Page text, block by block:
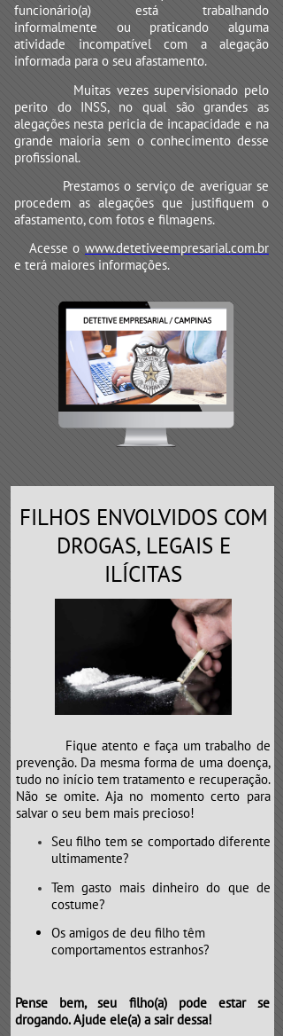
funcionário(a) está trabalhando
informalmente ou praticando alguma
atividade incompatível com a alegação
informada para o seu afastamento.
Muitas vezes supervisionado pelo
perito do INSS, no qual são grandes as
alegações nesta pericia de incapacidade e na
grande maioria sem o conhecimento desse
profissional.
Prestamos o serviço de averiguar se
procedem as alegações que justifiquem o
afastamento, com fotos e filmagens.
Acesse owww.detetiveempresarial.com.br
e terá maiores informações.
FILHOS ENVOLVIDOS COM
DROGAS, LEGAIS E
ILÍCITAS
Fique atento e faça um trabalho de
prevenção. Da mesma forma de uma doença,
tudo no início tem tratamento e recuperação.
Não se omite. Aja no momento certo para
salvar o seu bem mais precioso!
Seu filho tem se comportado diferente
ultimamente?
Tem gasto mais dinheiro do que de
costume?
Os amigos de deu filho têm
comportamentos estranhos?
Pense bem, seu filho(a) pode estar se
drogando. Ajude ele(a) a sair dessa!